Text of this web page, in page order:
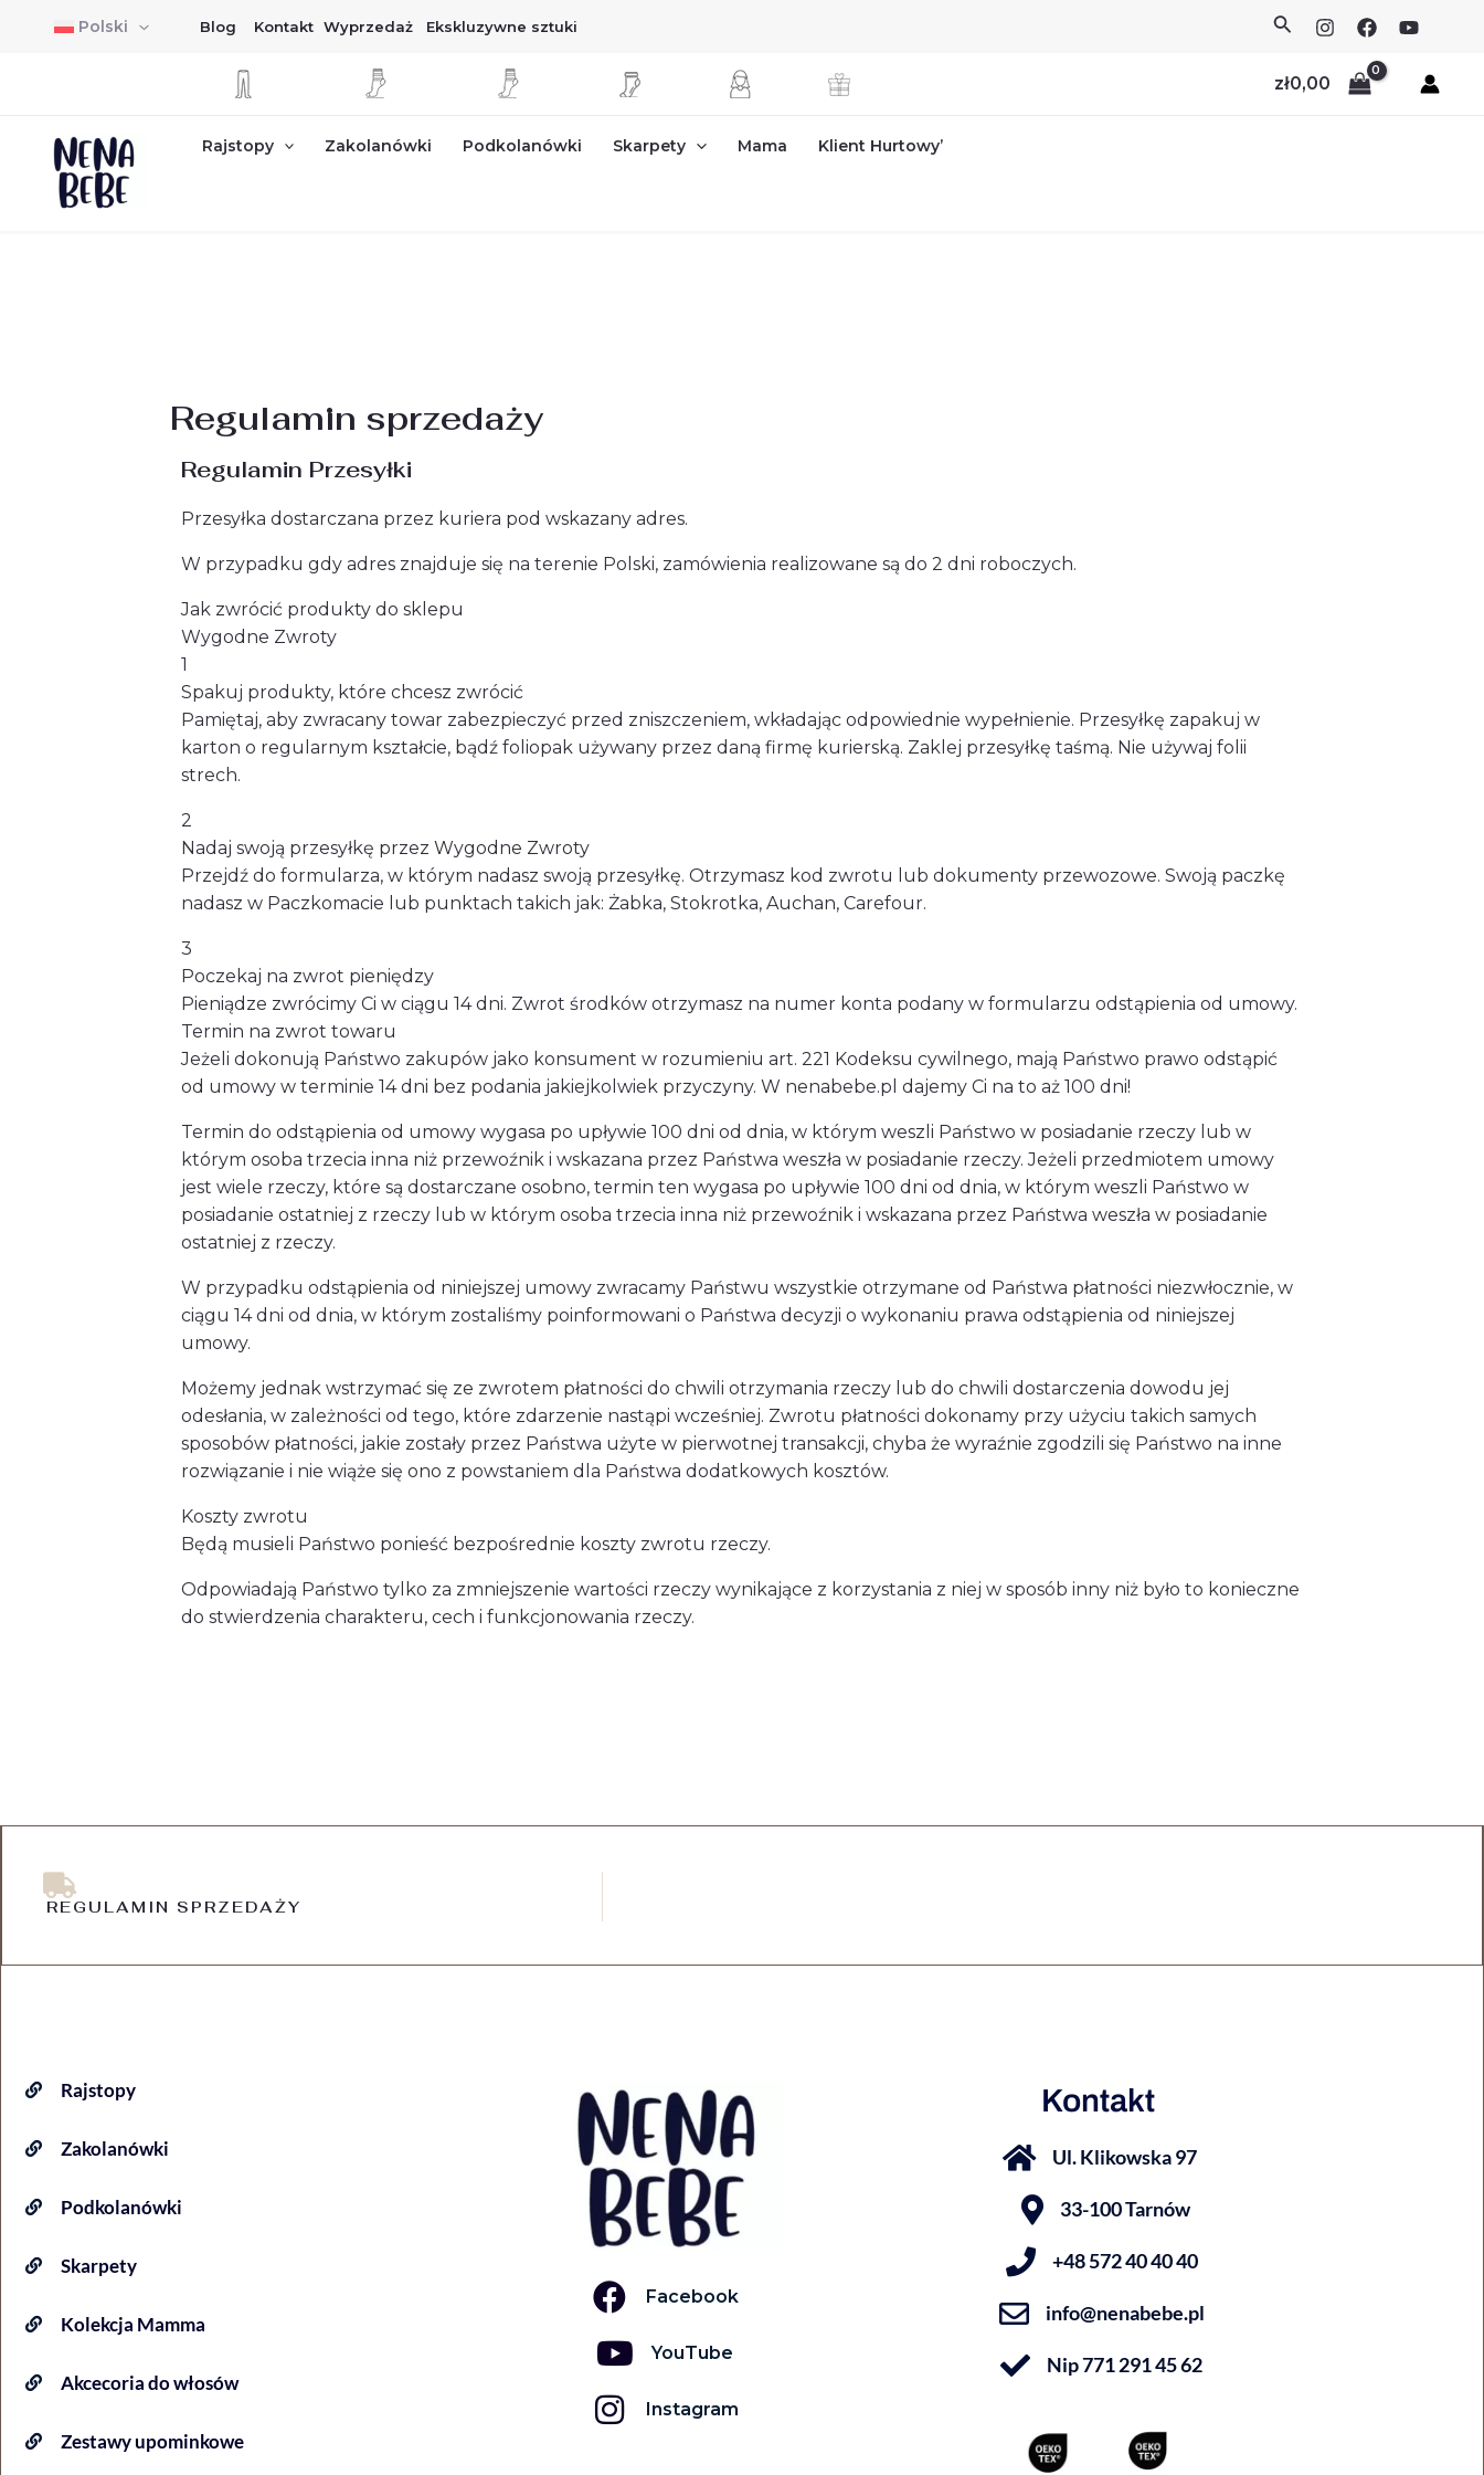
Polski Blog Kontakt Wyprzedaż Ekskluzywne sztuki Search
zł0,00
Rajstopy Zakolanówki Podkolanówki Skarpety Mama Klient Hurtowy’
Regulamin sprzedaży
Regulamin Przesyłki
Przesyłka dostarczana przez kuriera pod wskazany adres.
W przypadku gdy adres znajduje się na terenie Polski, zamówienia realizowane są do 2 dni roboczych.
Jak zwrócić produkty do sklepu
Wygodne Zwroty
1
Spakuj produkty, które chcesz zwrócić
Pamiętaj, aby zwracany towar zabezpieczyć przed zniszczeniem, wkładając odpowiednie wypełnienie. Przesyłkę zapakuj w
karton o regularnym kształcie, bądź foliopak używany przez daną firmę kurierską. Zaklej przesyłkę taśmą. Nie używaj folii
strech.
2
Nadaj swoją przesyłkę przez Wygodne Zwroty
Przejdź do formularza, w którym nadasz swoją przesyłkę. Otrzymasz kod zwrotu lub dokumenty przewozowe. Swoją paczkę
nadasz w Paczkomacie lub punktach takich jak: Żabka, Stokrotka, Auchan, Carefour.
3
Poczekaj na zwrot pieniędzy
Pieniądze zwrócimy Ci w ciągu 14 dni. Zwrot środków otrzymasz na numer konta podany w formularzu odstąpienia od umowy.
Termin na zwrot towaru
Jeżeli dokonują Państwo zakupów jako konsument w rozumieniu art. 221 Kodeksu cywilnego, mają Państwo prawo odstąpić
od umowy w terminie 14 dni bez podania jakiejkolwiek przyczyny. W nenabebe.pl dajemy Ci na to aż 100 dni!
Termin do odstąpienia od umowy wygasa po upływie 100 dni od dnia, w którym weszli Państwo w posiadanie rzeczy lub w
którym osoba trzecia inna niż przewoźnik i wskazana przez Państwa weszła w posiadanie rzeczy. Jeżeli przedmiotem umowy
jest wiele rzeczy, które są dostarczane osobno, termin ten wygasa po upływie 100 dni od dnia, w którym weszli Państwo w
posiadanie ostatniej z rzeczy lub w którym osoba trzecia inna niż przewoźnik i wskazana przez Państwa weszła w posiadanie
ostatniej z rzeczy.
W przypadku odstąpienia od niniejszej umowy zwracamy Państwu wszystkie otrzymane od Państwa płatności niezwłocznie, w
ciągu 14 dni od dnia, w którym zostaliśmy poinformowani o Państwa decyzji o wykonaniu prawa odstąpienia od niniejszej
umowy.
Możemy jednak wstrzymać się ze zwrotem płatności do chwili otrzymania rzeczy lub do chwili dostarczenia dowodu jej
odesłania, w zależności od tego, które zdarzenie nastąpi wcześniej. Zwrotu płatności dokonamy przy użyciu takich samych
sposobów płatności, jakie zostały przez Państwa użyte w pierwotnej transakcji, chyba że wyraźnie zgodzili się Państwo na inne
rozwiązanie i nie wiąże się ono z powstaniem dla Państwa dodatkowych kosztów.
Koszty zwrotu
Będą musieli Państwo ponieść bezpośrednie koszty zwrotu rzeczy.
Odpowiadają Państwo tylko za zmniejszenie wartości rzeczy wynikające z korzystania z niej w sposób inny niż było to konieczne
do stwierdzenia charakteru, cech i funkcjonowania rzeczy.
REGULAMIN SPRZEDAŻY
Rajstopy
Zakolanówki
Podkolanówki
Skarpety
Kolekcja Mamma
Akcecoria do włosów
Zestawy upominkowe
Facebook
YouTube
Instagram
Kontakt
Ul. Klikowska 97
33-100 Tarnów
+48 572 40 40 40
info@nenabebe.pl
Nip 771 291 45 62